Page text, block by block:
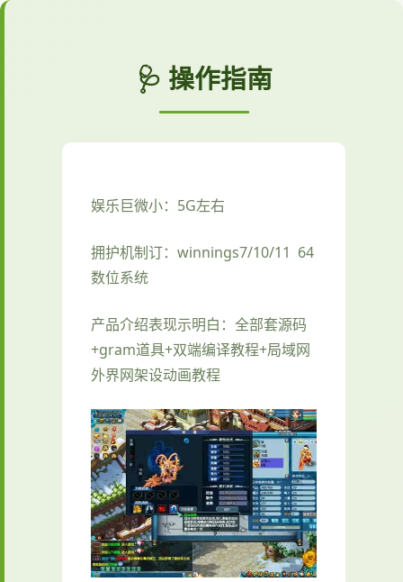
🩺 操作指南
娱乐巨微小：5G左右
拥护机制订：winnings7/10/11 64
数位系统
产品介绍表现示明白：全部套源码
+gram道具+双端编译教程+局域网
外界网架设动画教程